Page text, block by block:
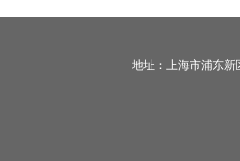
地址：上海市浦东新